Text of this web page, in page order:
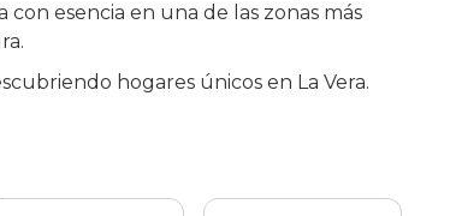
con esencia en una de las zonas más
hogares únicos en La Vera.